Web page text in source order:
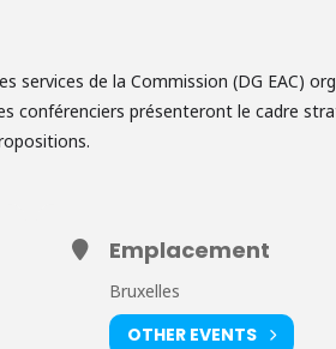
services de la Commission (DG EAC)
conférenciers présenteront le cadre
Emplacement
Bruxelles
OTHER EVENTS